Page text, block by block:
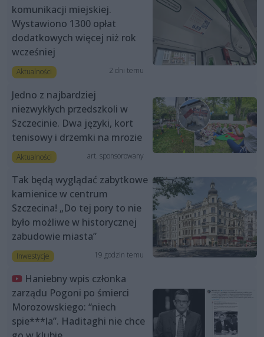
komunikacji miejskiej.
Wystawiono 1300 opłat
dodatkowych więcej niż rok
wcześniej
Aktualności 2 dni temu
Jedno z najbardziej
niezwykłych przedszkoli w
Szczecinie. Dwa języki, kort
tenisowy i drzemki na mrozie
Aktualności art. sponsorowany
Tak będą wyglądać zabytkowe
kamienice w centrum
Szczecina! „Do tej pory to nie
było możliwe w historycznej
zabudowie miasta”
Inwestycje 19 godzin temu
Haniebny wpis członka
zarządu Pogoni po śmierci
Morozowskiego: “niech
spie***la”. Haditaghi nie chce